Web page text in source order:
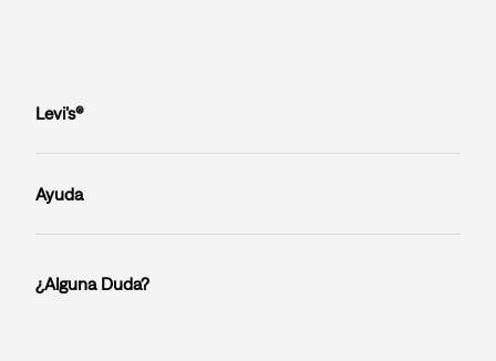
Levi’s®
Ayuda
¿Alguna Duda?